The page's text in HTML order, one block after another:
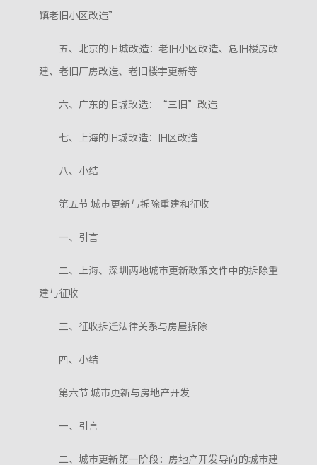
镇老旧小区改造”
五、北京的旧城改造：老旧小区改造、危旧楼房改
建、老旧厂房改造、老旧楼宇更新等
六、广东的旧城改造：“三旧”改造
七、上海的旧城改造：旧区改造
八、小结
第五节 城市更新与拆除重建和征收
一、引言
二、上海、深圳两地城市更新政策文件中的拆除重
建与征收
三、征收拆迁法律关系与房屋拆除
四、小结
第六节 城市更新与房地产开发
一、引言
二、城市更新第一阶段：房地产开发导向的城市建